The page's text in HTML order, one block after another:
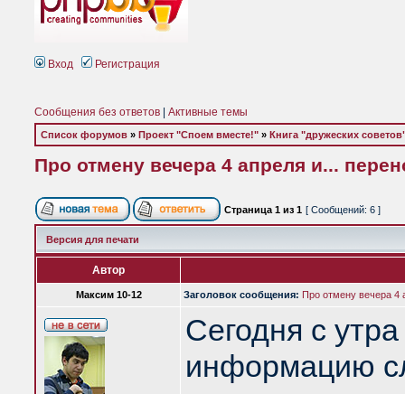
Вход Регистрация
Сообщения без ответов Активные темы
Список форумов » Проект "Споем вместе!" » Книга "дружеских
Про отмену вечера 4 апреля и...
Страница 1 из 1 [ Сообщений: 6 ]
Версия для печати
Автор
Максим 10-12 Заголовок сообщения: Про отмену вечера 4
Сегодня с
информацию